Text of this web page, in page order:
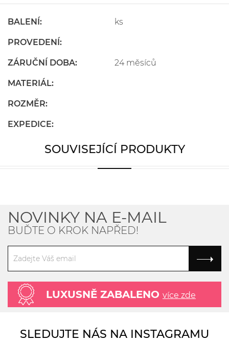
BALENÍ: ks
PROVEDENÍ:
ZÁRUČNÍ DOBA: 24 měsíců
MATERIÁL:
ROZMĚR:
EXPEDICE:
SOUVISEJÍCÍ PRODUKTY
NOVINKY NA E-MAIL
BUĎTE O KROK NAPŘED!
LUXUSNĚ ZABALENO více zde
SLEDUJTE NÁS NA INSTAGRAMU